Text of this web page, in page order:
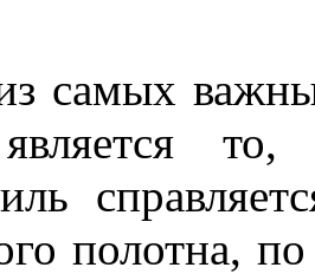
самых
то,
полотна,